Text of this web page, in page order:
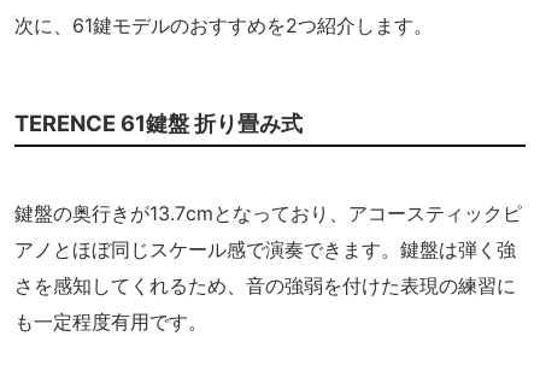
次に、61鍵モデルのおすすめを2つ紹介します。
TERENCE 61鍵盤 折り畳み式
鍵盤の奥行きが13.7cmとなっており、アコースティックピ
アノとほぼ同じスケール感で演奏できます。鍵盤は弾く強
さを感知してくれるため、音の強弱を付けた表現の練習に
も一定程度有用です。